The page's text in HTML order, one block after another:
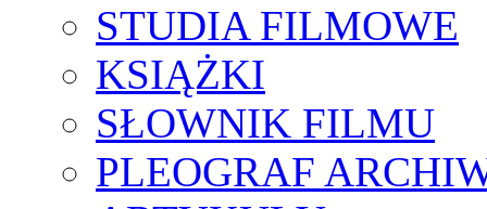
STUDIA FILMOWE
KSIĄŻKI
SŁOWNIK FILMU
PLEOGRAF